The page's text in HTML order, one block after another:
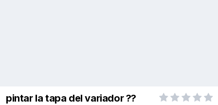
pintar la tapa del variador ??